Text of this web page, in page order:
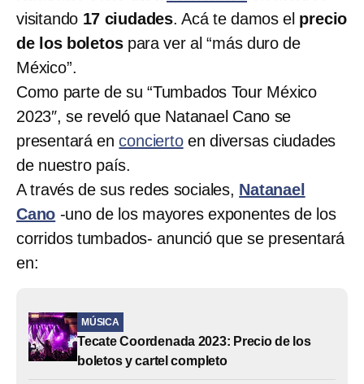
visitando 17 ciudades. Acá te damos el precio
de los boletospara ver al “más duro de
México”.
Como parte de su “Tumbados Tour México
2023″, se reveló que Natanael Cano se
presentará enconciertoen diversas ciudades
de nuestro país.
A través de sus redes sociales, Natanael
Cano -uno de los mayores exponentes de los
corridos tumbados- anunció que se presentará
en:
MÚSICA
Tecate Coordenada 2023: Precio de los
boletos y cartel completo